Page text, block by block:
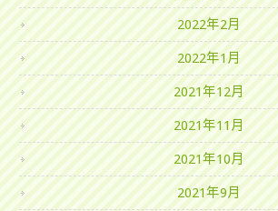
2022年2月
2022年1月
2021年12月
2021年11月
2021年10月
2021年9月